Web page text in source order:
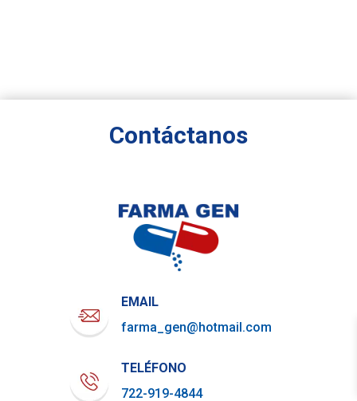
Contáctanos
EMAIL
farma_gen@hotmail.com
TELÉFONO
722-919-4844